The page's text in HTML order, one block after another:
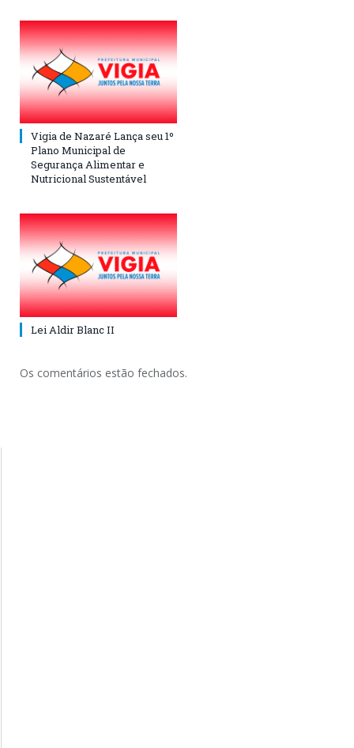
Vigia de Nazaré Lança seu 1º
Plano Municipal de
Segurança Alimentar e
Nutricional Sustentável
Lei Aldir Blanc II
Os comentários estão fechados.